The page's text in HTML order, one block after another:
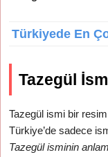
Türkiyede En
Tazegül
Tazegül ismi bir
Türkiye’de sadece
Tazegül isminin